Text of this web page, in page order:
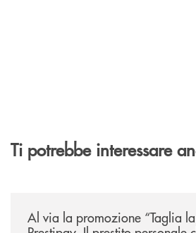
Ti potrebbe interessare
Al via la promozione “Taglia